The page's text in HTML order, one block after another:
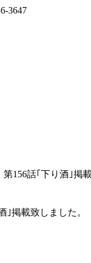
156話｢下り酒｣掲載
掲載致しました。